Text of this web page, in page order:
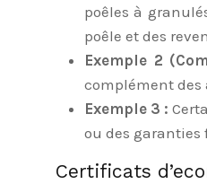
poêles à
poêle et des
Exemple 2
complément des
Exemple 3 :
ou des garanties
Certificats